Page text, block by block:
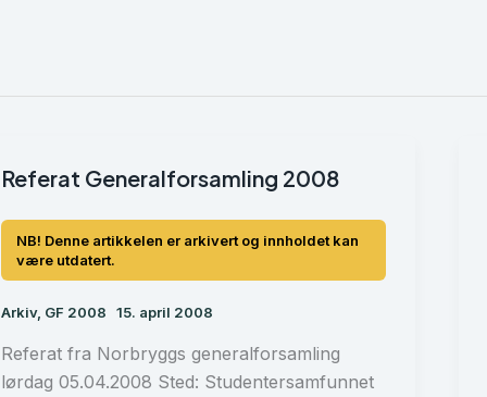
Referat Generalforsamling 2008
Arkiv, GF 2008 15. april 2008
Referat fra Norbryggs generalforsamling
lørdag 05.04.2008 Sted: Studentersamfunnet